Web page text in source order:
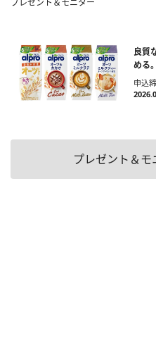
良質
める
申込
プレゼント＆